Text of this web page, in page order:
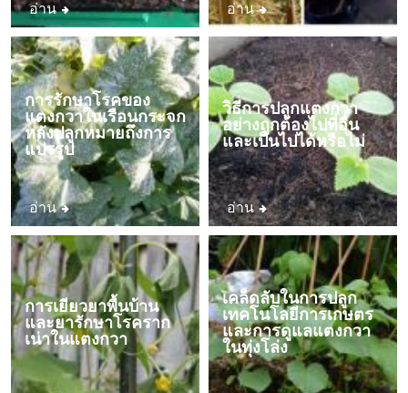
อ่าน อ่าน
การรักษาโรคของ
แตงกวาในเรือนกระจก
หลังปลูกหมายถึงการ
แปรรูป
อ่าน
วิธีการปลูกแตงกวา
อย่างถูกต้องไปที่อื่น
และเป็นไปได้หรือไม่
อ่าน
การเยียวยาพื้นบ้าน
และยารักษาโรคราก
เน่าในแตงกวา
เคล็ดลับในการปลูก
เทคโนโลยีการเกษตร
และการดูแลแตงกวา
ในทุ่งโล่ง